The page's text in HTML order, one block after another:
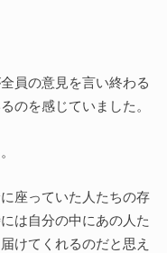
員の意見を言い終わる
のを感じていました。
座っていた人たちの存
は自分の中にあの人た
けてくれるのだと思え